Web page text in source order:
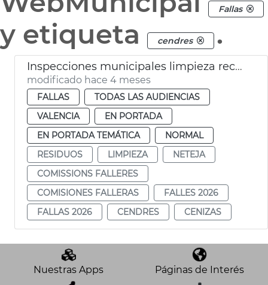
Fallas
y etiqueta cendres .
Inspecciones municipales limpieza recogida residuos Fallas València 2026
modificado hace 4 meses
FALLAS
TODAS LAS AUDIENCIAS
VALENCIA
EN PORTADA
EN PORTADA TEMÁTICA
NORMAL
RESIDUOS
LIMPIEZA
NETEJA
COMISSIONS FALLERES
COMISIONES FALLERAS
FALLES 2026
FALLAS 2026
CENDRES CENIZAS
Nuestras Apps Páginas de Interés